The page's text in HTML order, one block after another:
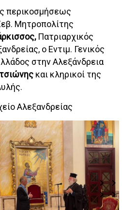
περικοσμήσεως
Μητροπολίτης
Πατριαρχικός
ο Εντιμ. Γενικός
στην Αλεξάνδρεια
και κληρικοί της
Αλεξανδρείας